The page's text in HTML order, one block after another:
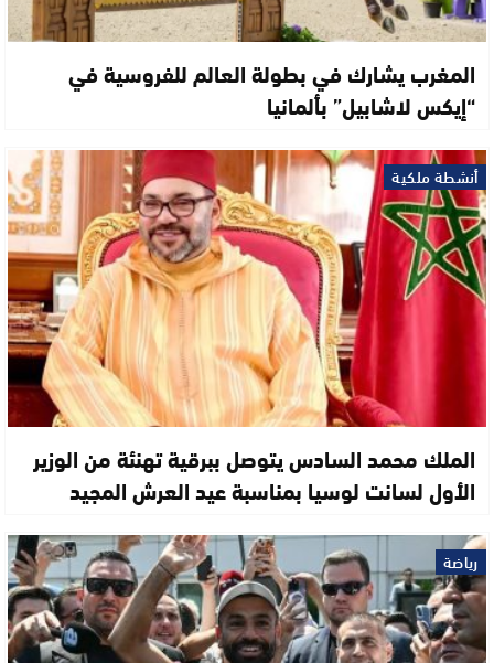
المغرب يشارك في بطولة العالم للفروسية في
“إيكس لاشابيل” بألمانيا
أنشطة ملكية
الملك محمد السادس يتوصل ببرقية تهنئة من الوزير
الأول لسانت لوسيا بمناسبة عيد العرش المجيد
رياضة